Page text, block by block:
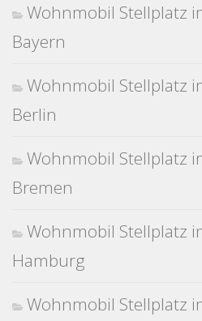
Wohnmobil Stellplatz
Bayern
Wohnmobil Stellplatz
Berlin
Wohnmobil Stellplatz
Bremen
Wohnmobil Stellplatz
Hamburg
Wohnmobil Stellplatz